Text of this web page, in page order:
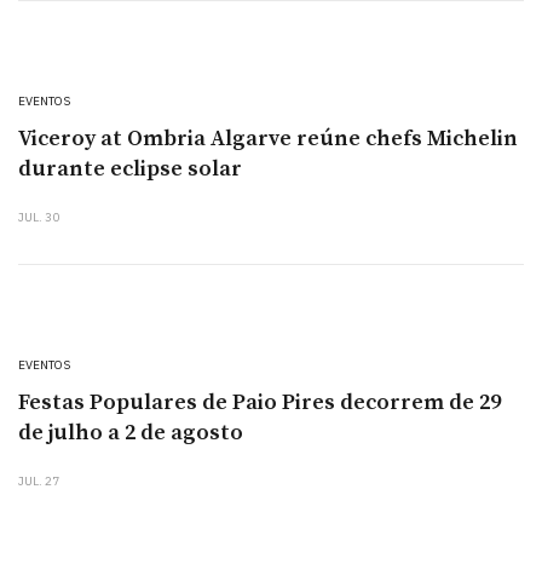
EVENTOS
Viceroy at Ombria Algarve reúne chefs Michelin
durante eclipse solar
JUL. 30
EVENTOS
Festas Populares de Paio Pires decorrem de 29
de julho a 2 de agosto
JUL. 27